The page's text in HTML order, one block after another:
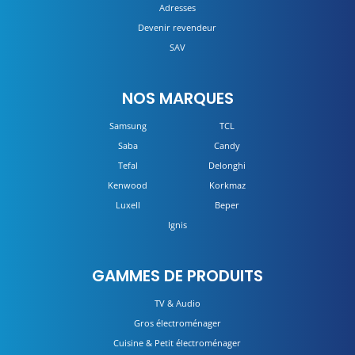
Adresses
Devenir revendeur
SAV
NOS MARQUES
Samsung
TCL
Saba
Candy
Tefal
Delonghi
Kenwood
Korkmaz
Luxell
Beper
Ignis
GAMMES DE PRODUITS
TV & Audio
Gros électroménager
Cuisine & Petit électroménager